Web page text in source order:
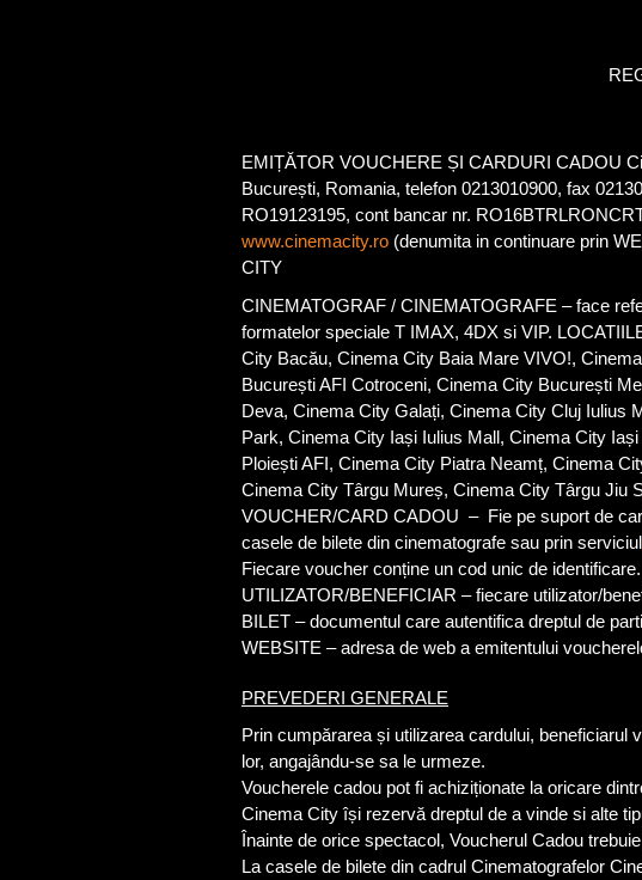
EMIȚĂTOR VOUCHERE ȘI CARDURI CADOU
București, Romania, telefon 0213010900, fax
RO19123195, cont bancar nr.
www.cinemacity.ro (denumita in continuare prin
CITY
CINEMATOGRAF / CINEMATOGRAFE – face
formatelor speciale T IMAX, 4DX si VIP.
City Bacău, Cinema City Baia Mare VIVO!,
București AFI Cotroceni, Cinema City București
Deva, Cinema City Galați, Cinema City Cluj Iulius
Park, Cinema City Iași Iulius Mall, Cinema City
Ploiești AFI, Cinema City Piatra Neamț, Cinema
Cinema City Târgu Mureș, Cinema City Târgu Jiu
VOUCHER/CARD CADOU – Fie pe suport de
casele de bilete din cinematografe sau prin serviciul
Fiecare voucher conține un cod unic de identificare.
UTILIZATOR/BENEFICIAR – fiecare utilizator/
BILET – documentul care autentifica dreptul de
WEBSITE – adresa de web a emitentului
PREVEDERI GENERALE
Prin cumpărarea și utilizarea cardului, beneficiarul
lor, angajându-se sa le urmeze.
Voucherele cadou pot fi achiziționate la oricare
Cinema City își rezervă dreptul de a vinde si alte
Înainte de orice spectacol, Voucherul Cadou
La casele de bilete din cadrul Cinematografelor